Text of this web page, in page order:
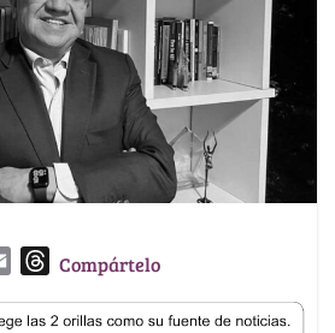
a
T
r
Compártelo